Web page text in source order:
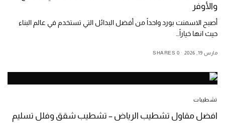
والأوفر
أصبح الاسمنت بورد واحداً من أفضل البدائل التي تستخدم في عالم البناء
حيث انها خياراً…
مارس 19, 2026 0 SHARES
تشطيبات
افضل مقاول تشطيب الرياض – تشطيب شقق وفلل تسليم